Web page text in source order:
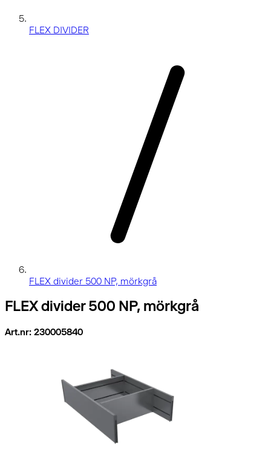
FLEX DIVIDER
FLEX divider 500 NP, mörkgrå
FLEX divider 500 NP, mörkgrå
Art.nr: 230005840